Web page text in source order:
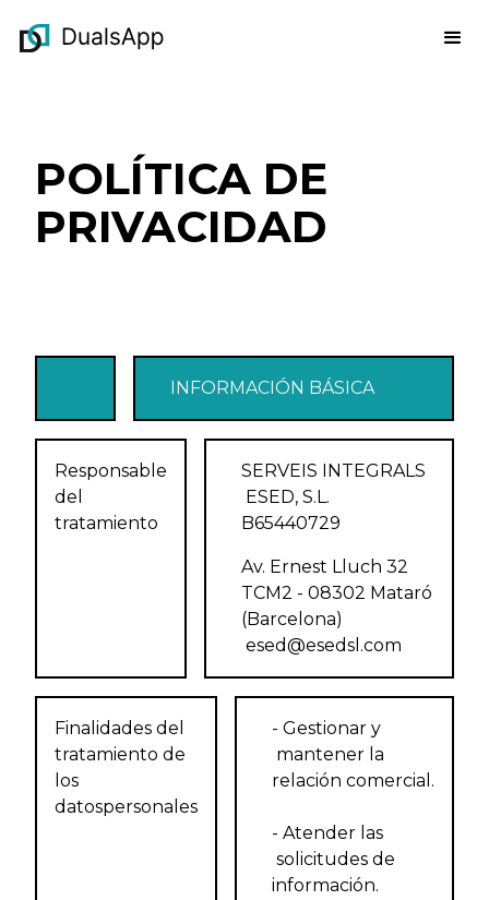
POLÍTICA DE
PRIVACIDAD
INFORMACIÓN BÁSICA
Responsable
del
tratamiento
SERVEIS INTEGRALS
ESED, S.L.
B65440729
Av. Ernest Lluch 32
TCM2 - 08302 Mataró
(Barcelona)
esed@esedsl.com
Finalidades del
tratamiento de
los
datospersonales
- Gestionar y
mantener la
relación comercial.
- Atender las
solicitudes de
información.